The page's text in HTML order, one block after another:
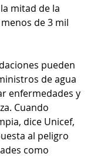
mitad de la
de 3 mil
pueden
de agua
enfermedades y
Cuando
dice Unicef,
al peligro
como